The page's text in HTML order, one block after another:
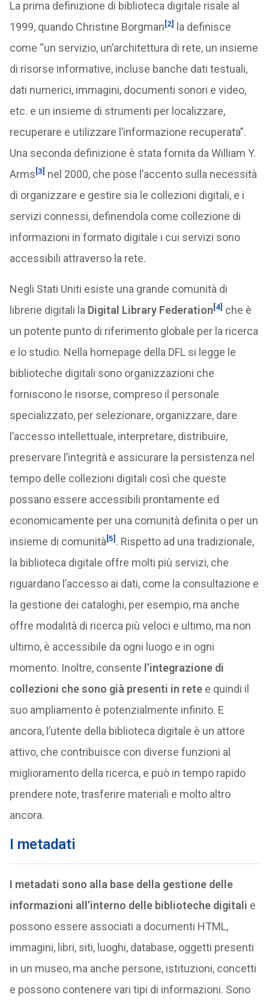
La prima definizione di biblioteca digitale risale al
1999, quando Christine Borgman[2]
la definisce
come “un servizio, un’architettura di rete, un insieme
di risorse informative, incluse banche dati testuali,
dati numerici, immagini, documenti sonori e video,
etc. e un insieme di strumenti per localizzare,
recuperare e utilizzare l’informazione recuperata”.
Una seconda definizione è stata fornita da William Y.
Arms[3] nel 2000, che pose l’accento sulla necessità
di organizzare e gestire sia le collezioni digitali, e i
servizi connessi, definendola come collezione di
informazioni in formato digitale i cui servizi sono
accessibili attraverso la rete.
Negli Stati Uniti esiste una grande comunità di
librerie digitali la Digital Library Federation[4] che è
un potente punto di riferimento globale per la ricerca
e lo studio. Nella homepage della DFL si legge le
biblioteche digitali sono organizzazioni che
forniscono le risorse, compreso il personale
specializzato, per selezionare, organizzare, dare
l’accesso intellettuale, interpretare, distribuire,
preservare l’integrità e assicurare la persistenza nel
tempo delle collezioni digitali così che queste
possano essere accessibili prontamente ed
economicamente per una comunità definita o per un
insieme di comunità[5] . Rispetto ad una tradizionale,
la biblioteca digitale offre molti più servizi, che
riguardano l’accesso ai dati, come la consultazione e
la gestione dei cataloghi, per esempio, ma anche
offre modalità di ricerca più veloci e ultimo, ma non
ultimo, è accessibile da ogni luogo e in ogni
momento. Inoltre, consente l’integrazione di
collezioni che sono già presenti in retee quindi il
suo ampliamento è potenzialmente infinito. E
ancora, l’utente della biblioteca digitale è un attore
attivo, che contribuisce con diverse funzioni al
miglioramento della ricerca, e può in tempo rapido
prendere note, trasferire materiali e molto altro
ancora.
I metadati
I metadati sono alla base della gestione delle
informazioni all’interno delle biblioteche digitali e
possono essere associati a documenti HTML,
immagini, libri, siti, luoghi, database, oggetti presenti
in un museo, ma anche persone, istituzioni, concetti
e possono contenere vari tipi di informazioni. Sono